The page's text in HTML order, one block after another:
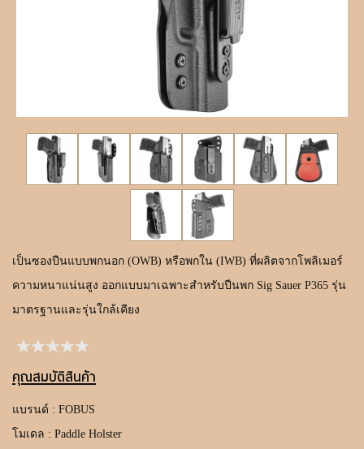
ค้นหาสินค้า
ติดต่อเรา
เป็นซองปืนแบบพกนอก (OWB) หรือพกใน (IWB) ที่ผลิตจากโพลิเมอร์
ความหนาแน่นสูง ออกแบบมาเฉพาะสำหรับปืนพก Sig Sauer P365 รุ่น
มาตรฐานและรุ่นใกล้เคียง
คุณสมบัติสินค้า
แบรนด์ : FOBUS
โมเดล : Paddle Holster